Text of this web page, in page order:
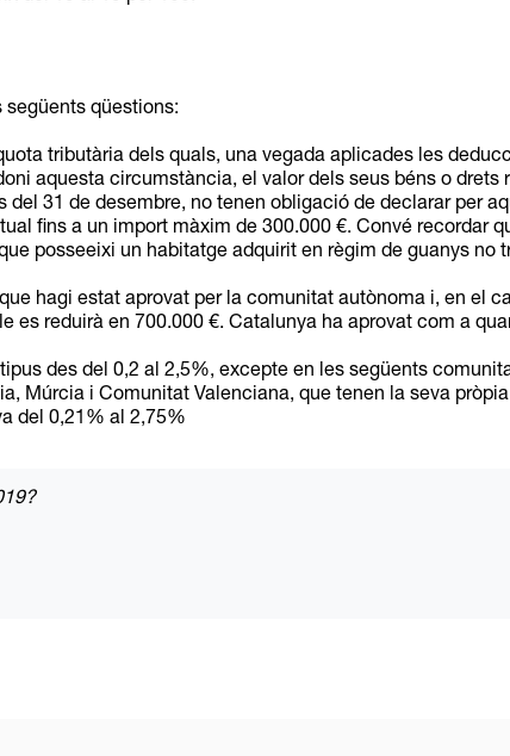
següents qüestions:
tributària dels quals, una vegada aplicades les
aquesta circumstància, el valor dels seus béns o drets
del 31 de desembre, no tenen obligació de declarar per
fins a un import màxim de 300.000 €. Convé recordar
posseeixi un habitatge adquirit en règim de guanys no
hagi estat aprovat per la comunitat autònoma i, en el
es reduirà en 700.000 €. Catalunya ha aprovat com a
des del 0,2 al 2,5%, excepte en les següents
Múrcia i Comunitat Valenciana, que tenen la seva
del 0,21% al 2,75%